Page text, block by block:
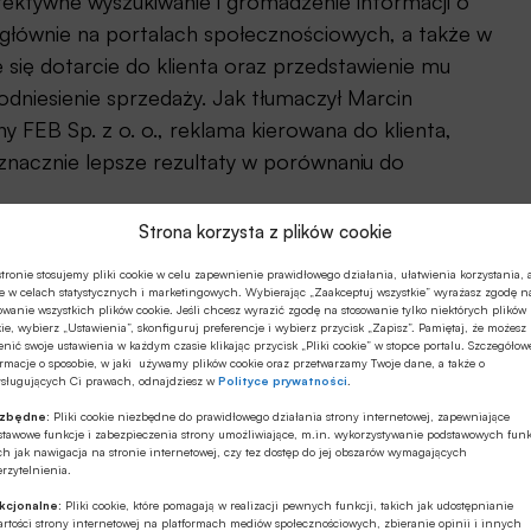
Strona korzysta z plików cookie
stosujemy pliki cookie w celu zapewnienie prawidłowego działania, ułatwienia korzystania, a
w celach statystycznych i marketingowych. Wybierając „Zaakceptuj wszystkie” wyrażasz zgodę
wszystkich plików cookie. Jeśli chcesz wyrazić zgodę na stosowanie tylko niektórych plików
wybierz „Ustawienia”, skonfiguruj preferencje i wybierz przycisk „Zapisz”. Pamiętaj, że możesz
swoje ustawienia w każdym czasie klikając przycisk „Pliki cookie” w stopce portalu.
o sposobie, w jaki używamy plików cookie oraz przetwarzamy Twoje dane, a także o
Ci prawach, odnajdziesz wPolityce prywatności
Pliki cookie niezbędne do prawidłowego działania strony internetowej, zapewniające
funkcje i zabezpieczenia strony umożliwiające, m.in. wykorzystywanie podstawowych
jak nawigacja na stronie internetowej, czy tez dostęp do jej obszarów wymagających
Pliki cookie, które pomagają w realizacji pewnych funkcji, takich jak udostępnianie
strony internetowej na platformach mediów społecznościowych, zbieranie opinii i innych
na portalach społecznościowych, a także w
się dotarcie do klienta oraz przedstawienie mu
sprzedaży. Jak tłumaczył Marcin
FEB Sp. z o. o., reklama kierowana do klienta,
lepsze rezultaty w porównaniu do
pozyskiwania unikalnych informacji. Marcin
za pomocą komputerów i smartphonów są w stanie
czas, czym się interesuje, a na tej podstawie
mogą czerpać korzyści w postaci wartościowej